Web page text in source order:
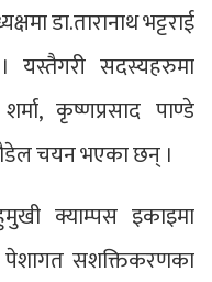
डा.तारानाथ भट्टराई
। यस्तैगरी सदस्यहरुमा
कृष्णप्रसाद पाण्डे
चयन भएका छन् ।
क्याम्पस इकाइमा
पेशागत सशक्तिकरणका